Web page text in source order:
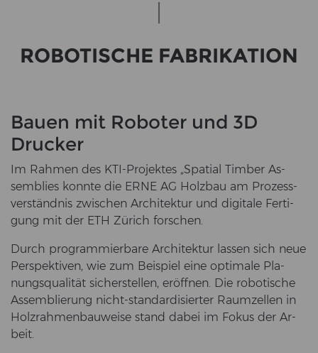
RO­BO­TI­SCHE FA­BRI­KA­TI­ON
Bauen mit Roboter und 3D
Drucker
Im Rah­men des KTI-​Projektes „Spa­ti­al Tim­ber As­
sem­blies konn­te die ERNE AG Holz­bau am Pro­zess­
ver­ständ­nis zwi­schen Ar­chi­tek­tur und di­gi­ta­le Fer­ti­
gung mit der ETH Zü­rich for­schen.
Durch pro­gram­mier­ba­re Ar­chi­tek­tur las­sen sich neue
Per­spek­ti­ven, wie zum Bei­spiel eine op­ti­ma­le Pla­
nungs­qua­li­tät si­cher­stel­len, er­öff­nen. Die ro­bo­ti­sche
As­sem­blie­rung nicht-​standardisierter Raum­zel­len in
Holz­rah­men­bau­wei­se stand dabei im Fokus der Ar­
beit.